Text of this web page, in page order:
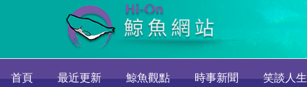
首頁 最近更新 鯨魚觀點 時事新聞 笑談人生